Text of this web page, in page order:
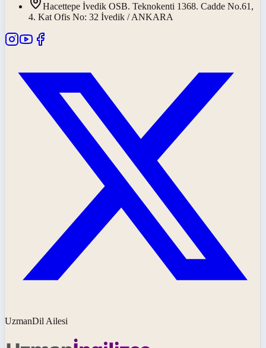
Hacettepe İvedik OSB. Teknokenti 1368. Cadde No.61,
4. Kat Ofis No: 32 İvedik / ANKARA
UzmanDil Ailesi